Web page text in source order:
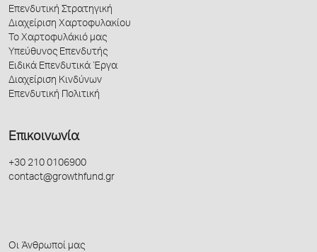
Επενδυτική Στρατηγική
Διαχείριση Χαρτοφυλακίου
Το Χαρτοφυλάκιό μας
Υπεύθυνος Επενδυτής
Ειδικά Επενδυτικά Έργα
Διαχείριση Κινδύνων
Επενδυτική Πολιτική
Επικοινωνία
+30 210 0106900
contact@growthfund.gr
Οι Άνθρωποί μας